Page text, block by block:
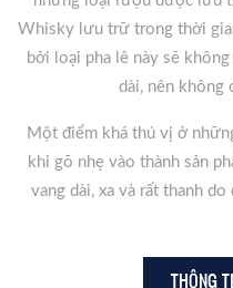
Whisky lưu trữ trong thời
bởi loại pha lê này sẽ
dài, nên không
Một điểm khá thú vị ở
khi gõ nhẹ vào thành sản
vang dài, xa và rất thanh
THÔNG